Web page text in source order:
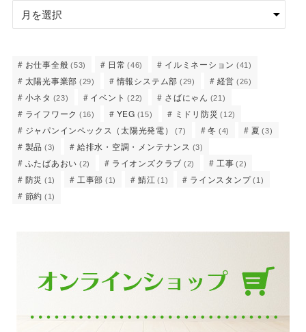
お仕事全般 (53) 日常 (46) イルミネーション (41)
太陽光事業部 (29) 情報システム部 (29) 経営 (26)
小ネタ (23) イベント (22) さばにゃん (21)
ライフワーク (16) YEG (15) ミドリ防災 (12)
ジャパンインペックス（太陽光発電） (7) 冬 (4) 夏 (3)
製品 (3) 給排水・空調・メンテナンス (3)
ふたばあおい (2) ライオンズクラブ (2) 工事 (2)
防災 (1) 工事部 (1) 鯖江 (1) ラインスタンプ (1)
節約 (1)